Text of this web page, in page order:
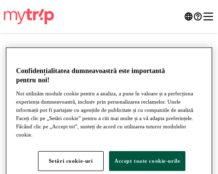
●●●
Confidențialitatea dumneavoastră este importantă
pentru noi!
Noi utilizăm module cookie pentru a analiza, a pune în valoare și a perfecționa
experiența dumneavoastră, inclusiv prin personalizarea reclamelor. Unele
informații pot fi partajate cu agențiile de publicitate și cu companiile de analiză.
Faceți clic pe „Setări cookie” pentru a citi mai multe și a vă adapta preferințele.
Făcând clic pe „Accept tot”, sunteți de acord cu utilizarea tuturor modulelor
cookie.
Setări cookie-uri Accept toate cookie-urile